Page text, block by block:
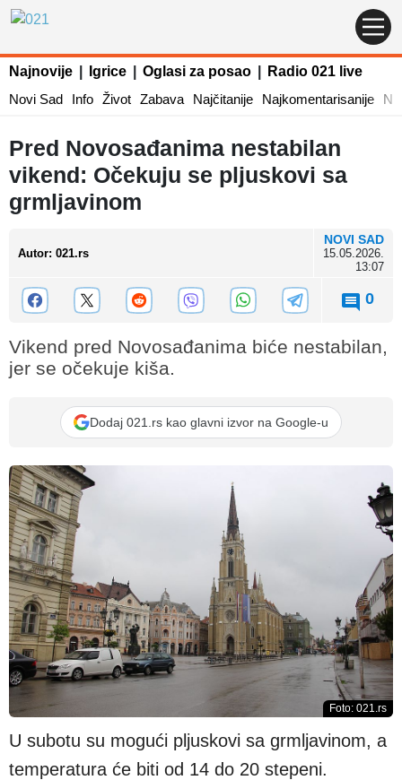
Najnovije Igrice Oglasi za posao
Radio 021 live
Novi Sad
Info Život Zabava Najčitanije Najkomentarisanije
Pred Novosađanima nestabilan
vikend: Očekuju se pljuskovi sa
grmljavinom
Autor: 021.rs
NOVI SAD
15.05.2026.
13:07
0
Vikend pred Novosađanima biće nestabilan,
jer se očekuje kiša.
Dodaj 021.rs kao glavni izvor na Google-u
Foto: 021.rs
U subotu su mogući pljuskovi sa grmljavinom, a
temperatura će biti od 14 do 20 stepeni.